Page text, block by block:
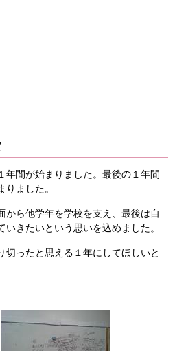
年間が始まりました。最後の１年間
ました。
から他学年を学校を支え、最後は自
きたいという思いを込めました。
切ったと思える１年にしてほしいと